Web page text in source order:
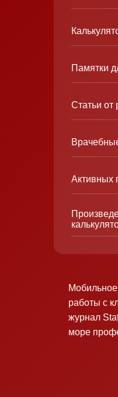
Памятки
Статьи от
Активных
работы с
журнал
море